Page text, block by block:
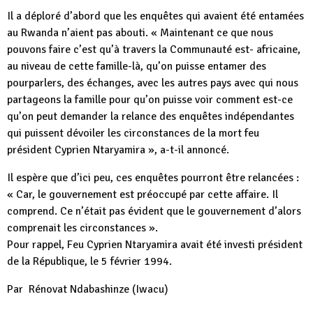
Il a déploré d’abord que les enquêtes qui avaient été entamées
au Rwanda n’aient pas abouti. « Maintenant ce que nous
pouvons faire c’est qu’à travers la Communauté est- africaine,
au niveau de cette famille-là, qu’on puisse entamer des
pourparlers, des échanges, avec les autres pays avec qui nous
partageons la famille pour qu’on puisse voir comment est-ce
qu’on peut demander la relance des enquêtes indépendantes
qui puissent dévoiler les circonstances de la mort feu
président Cyprien Ntaryamira », a-t-il annoncé.
Il espère que d’ici peu, ces enquêtes pourront être relancées :
« Car, le gouvernement est préoccupé par cette affaire. Il
comprend. Ce n’était pas évident que le gouvernement d’alors
comprenait les circonstances ».
Pour rappel, Feu Cyprien Ntaryamira avait été investi président
de la République, le 5 février 1994.
Par Rénovat Ndabashinze (Iwacu)